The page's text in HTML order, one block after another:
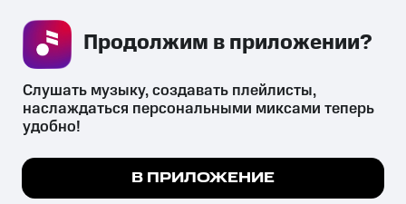
СКАЧАТЬ ПРИЛОЖЕНИЕ
психотропных веществ, их аналогов причиняет вред здоровью,
их незаконный оборот запрещён и влечёт установленную
законодательством ответственность.
Мы используем куки, чтобы на сайте все
Подробнее
Слушать музыку, создавать плейлисты,
наслаждаться персональными миксами теперь
удобно!
В ПРИЛОЖЕНИЕ